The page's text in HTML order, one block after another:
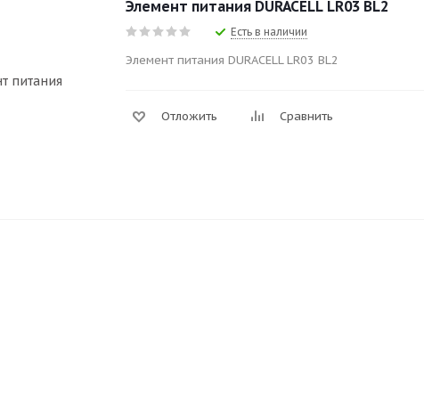
Элемент питания DURACELL LR03 BL2
Есть в наличии
Элемент питания DURACELL LR03 BL2
Отложить Сравнить